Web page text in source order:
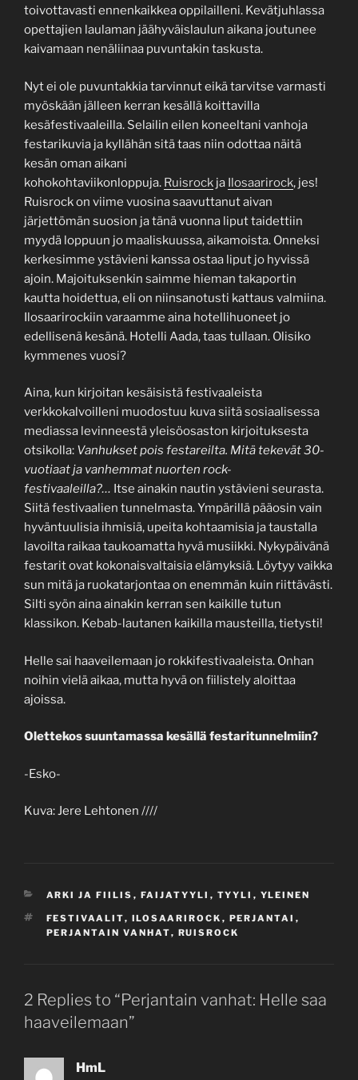
toivottavasti ennenkaikkea oppilailleni. Kevätjuhlassa
opettajien laulaman jäähyväislaulun aikana joutunee
kaivamaan nenäliinaa puvuntakin taskusta.
Nyt ei ole puvuntakkia tarvinnut eikä tarvitse varmasti
myöskään jälleen kerran kesällä koittavilla
kesäfestivaaleilla. Selailin eilen koneeltani vanhoja
festarikuvia ja kyllähän sitä taas niin odottaa näitä
kesän oman aikani
kohokohtaviikonloppuja. Ruisrock ja Ilosaarirock, jes!
Ruisrock on viime vuosina saavuttanut aivan
järjettömän suosion ja tänä vuonna liput taidettiin
myydä loppuun jo maaliskuussa, aikamoista. Onneksi
kerkesimme ystävieni kanssa ostaa liput jo hyvissä
ajoin. Majoituksenkin saimme hieman takaportin
kautta hoidettua, eli on niinsanotusti kattaus valmiina.
Ilosaarirockiin varaamme aina hotellihuoneet jo
edellisenä kesänä. Hotelli Aada, taas tullaan. Olisiko
kymmenes vuosi?
Aina, kun kirjoitan kesäisistä festivaaleista
verkkokalvoilleni muodostuu kuva siitä sosiaalisessa
mediassa levinneestä yleisöosaston kirjoituksesta
otsikolla: Vanhukset pois festareilta. Mitä tekevät 30-
vuotiaat ja vanhemmat nuorten rock-
festivaaleilla?… Itse ainakin nautin ystävieni seurasta.
Siitä festivaalien tunnelmasta. Ympärillä pääosin vain
hyväntuulisia ihmisiä, upeita kohtaamisia ja taustalla
lavoilta raikaa taukoamatta hyvä musiikki. Nykypäivänä
festarit ovat kokonaisvaltaisia elämyksiä. Löytyy vaikka
sun mitä ja ruokatarjontaa on enemmän kuin riittävästi.
Silti syön aina ainakin kerran sen kaikille tutun
klassikon. Kebab-lautanen kaikilla mausteilla, tietysti!
Helle sai haaveilemaan jo rokkifestivaaleista. Onhan
noihin vielä aikaa, mutta hyvä on fiilistely aloittaa
ajoissa.
Olettekos suuntamassa kesällä festaritunnelmiin?
-Esko-
Kuva: Jere Lehtonen ////
CATEGORIES
ARKI JA FIILIS , FAIJATYYLI , TYYLI , YLEINEN
TAGS
FESTIVAALIT, ILOSAARIROCK , PERJANTAI ,
PERJANTAIN VANHAT, RUISROCK
2 Replies to “Perjantain vanhat: Helle saa
haaveilemaan”
HmL